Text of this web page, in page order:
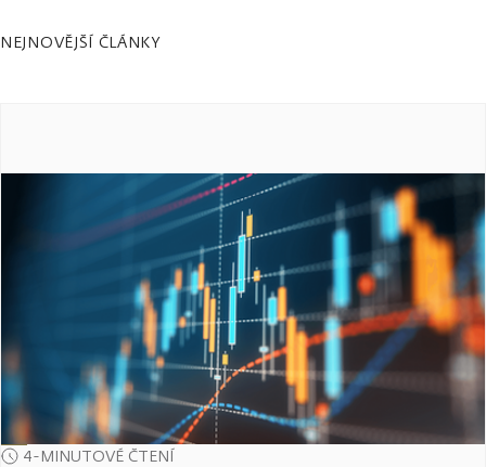
NEJNOVĚJŠÍ ČLÁNKY
4-MINUTOVÉ ČTENÍ